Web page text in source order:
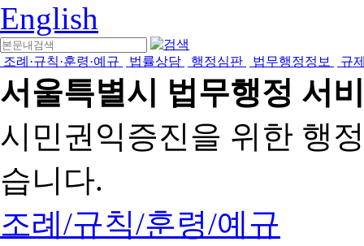
English
조례·규칙·훈령·예규 법률상담 행정심판 법무행정정보 규
서울특별시 법무행정 서
시민권익증진을 위한 행
습니다.
조례/규칙/훈령/예규